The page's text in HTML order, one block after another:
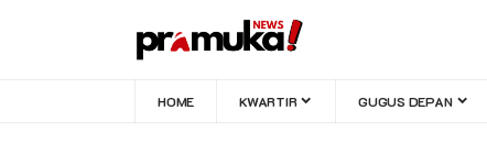
HOME KWARTIR GUGUS DEPAN